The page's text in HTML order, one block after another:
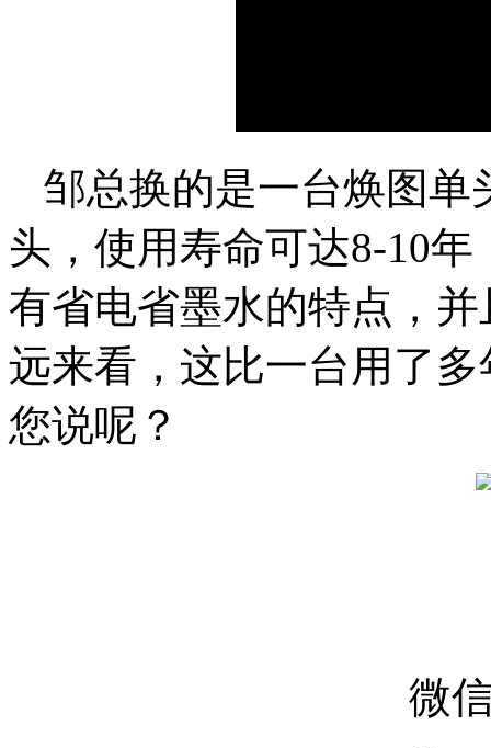
邹总换的是一台焕图单
头，使用寿命可达8-10
有省电省墨水的特点，
远来看，这比一台用了
您说呢？
微